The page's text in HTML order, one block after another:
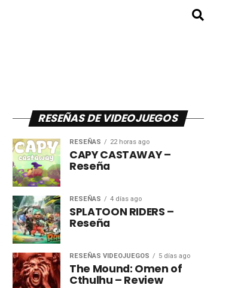
RESEÑAS DE VIDEOJUEGOS
RESEÑAS 22 horas ago
CAPY CASTAWAY –
Reseña
RESEÑAS 4 días ago
SPLATOON RIDERS –
Reseña
RESEÑAS VIDEOJUEGOS 5 días ago
The Mound: Omen of
Cthulhu – Review